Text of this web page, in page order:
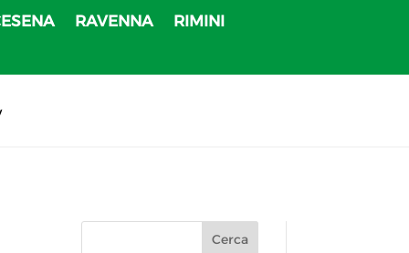
RAVENNA RIMINI